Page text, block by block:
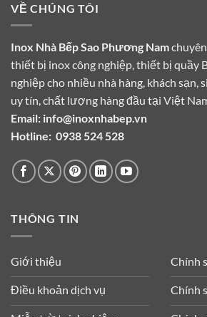
VỀ CHÚNG TÔI
Inox Nhà Bếp Sao Phương Nam
thiết bị inox công nghiệp, thiết bị quầy
nghiệp cho nhiều nhà hàng, khách sạn,
uy tín, chất lượng hàng đầu tại Việt
Email: info@inoxnhabep.vn
Hotline: 0938 524 528
THÔNG TIN
Giới thiệu
Điều khoản dịch vụ
Chính
Chính